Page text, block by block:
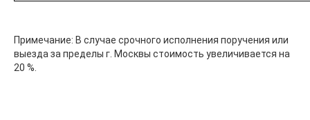
Примечание: В случае срочного исполнения поручения или
выезда за пределы г. Москвы стоимость увеличивается на
20 %.